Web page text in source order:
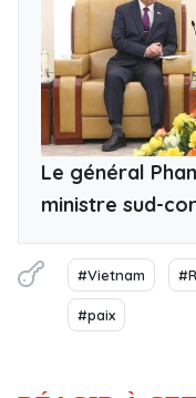
Le général
ministre sud-
#Vietnam
#paix